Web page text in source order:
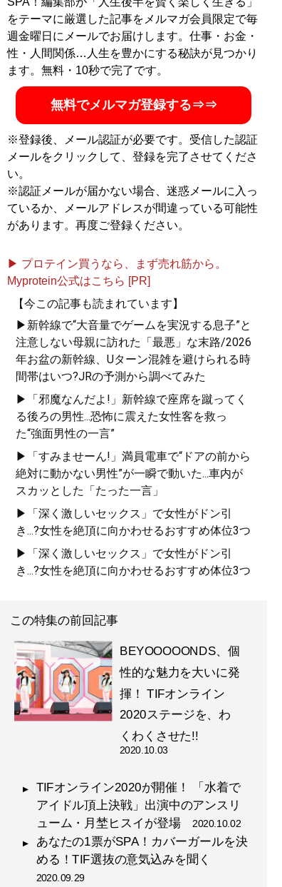
をテーマに厳選した記事をメルマガ会員限定で毎
週金曜日にメールでお届けします。仕事・お金・
性・人間関係…人生を豊かにする秘訣が見つかり
ます。無料・10秒で完了です。
無料でメルマガ登録する⇒⇒
※登録後、メール認証が必要です。受信した認証
メールをクリックして、登録を完了させてくださ
い。
※認証メールが届かない場合、迷惑メールに入っ
ているか、メールアドレスが間違っている可能性
があります。再度ご登録ください。
▶ プロテイン買うなら、まず売れ筋から。
Myprotein公式はこちら [PR]
【今この記事も読まれています】
▶新幹線で“大音量でゲームを実況する息子”と
注意しない母親に訪れた「最悪」な末路/2026
年お盆の新幹線、Uターン混雑を避けられる時
間帯はいつ?JRの予測から調べてみた
▶「邪魔なんだよ!」新幹線で座席を蹴ってく
る後ろの男性...恐怖に震えた女性客を救っ
た“強面男性の一言”
▶「すみませーん!」満員電車で“ドアの前から
絶対に動かない男性”が一瞬で動いた...車内が
スカッとした「たった一言」
▶「深く激しいセックス」で女性がドン引
き...?女性を絶頂に向かわせるおすすめ体位3つ
▶「深く激しいセックス」で女性がドン引
き...?女性を絶頂に向かわせるおすすめ体位3つ
この特集の前回記事
BEYOOOOONDS、個
性的な魅力を大いに発
揮！ TIFオンライン
2020ステージを、わ
くわくさせた!!
2020.10.03
TIFオンライン2020が開催！ 「水着で
アイドル頂上決戦」出演中のアンスリ
ューム・月埜ヒスイが登場2020.10.02
あなたの1票がSPA！カバーガールを決
める！TIF選抜の意気込みを聞く
2020.09.29